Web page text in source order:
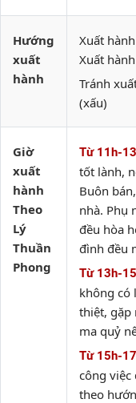
Hướng
xuất
hành
Xuất
Xuất
Tránh
(xấu)
Giờ
xuất
hành
Theo
Lý
Thuần
Phong
Từ 11h-
tốt lành,
Buôn
nhà. Phụ
đều hòa
đình đều
Từ 13h-
không có
thiệt, gặp
ma quỷ
Từ 15h-
công việc
theo